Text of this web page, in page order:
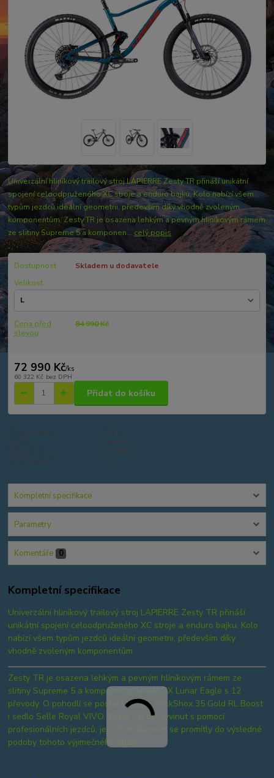
Univerzální hliníkový trailový stroj LAPIERRE Zesty TR přináší unikátní
spojení celoodpruženého XC stroje a enduro bajku. Kolo nabízí všem
typům jezdců ideální geometrii, především díky vhodně zvoleným
komponentům. Zesty TR je osazena lehkým a pevným hliníkovým rámem
ze slitiny Supreme 5 a komponen... celý popis
Dostupnost
Skladem u dodavatele
Velikost
Cena před
slevou
84 990 Kč
72 990 Kč/ks
60 322 Kč bez DPH
Přidat do košíku
Kompletní specifikace
Parametry
Komentáře 0
Kompletní specifikace
Univerzální hliníkový trailový stroj LAPIERRE Zesty TR přináší
unikátní spojení celoodpruženého XC stroje a enduro bajku. Kolo
nabízí všem typům jezdců ideální geometrii, především díky
vhodně zvoleným komponentům.
Zesty TR je osazena lehkým a pevným hliníkovým rámem ze
slitiny Supreme 5 a komponenty SRAM GX Lunar Eagle s 12
převody. O pohodlí se postará vidlice RockShox 35 Gold RL Boost
i sedlo Selle Royal VIVO. Zesty TR byl vyvinut s pomocí
profesionálních jezdců, jejichž zkušenosti se promítly do výsledné
podoby tohoto výjimečného stroje.